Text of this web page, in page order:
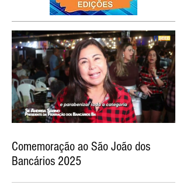
Comemoração ao São João dos
Bancários 2025